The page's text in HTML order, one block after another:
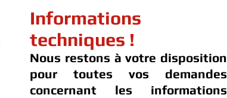
Informations
techniques !
Nous restons à votre disposition
pour toutes vos demandes
concernant les informations